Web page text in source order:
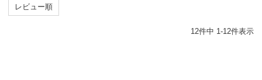
レビュー順
12件中 1-12件表示